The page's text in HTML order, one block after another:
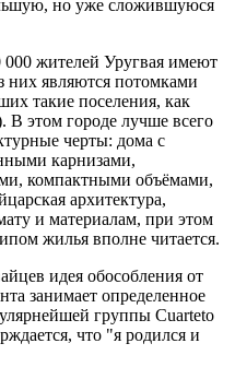
но уже сложившуюся
жителей Уругвая имеют
являются потомками
такие поселения, как
В этом городе лучше всего
черты: дома с
карнизами,
компактными объёмами,
архитектура,
и материалам, при этом
жилья вполне читается.
идея обособления от
занимает определенное
группы Cuarteto
что "я родился и